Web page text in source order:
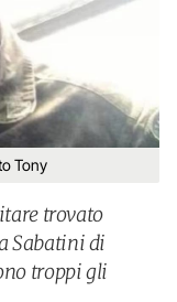
Tony
trovato
Sabatini di
troppi gli